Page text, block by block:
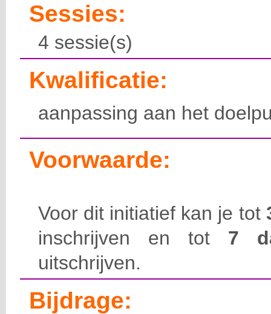
Sessies:
4 sessie(s)
Kwalificatie:
aanpassing aan het
Voorwaarde:
Voor dit initiatief kan je tot
inschrijven en tot 7
uitschrijven.
Bijdrage: